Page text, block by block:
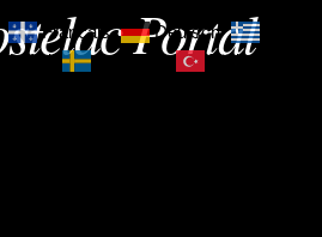
Portal
Français Deutsch
Svenska Türkçe